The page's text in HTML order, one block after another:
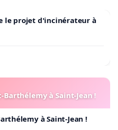
été modifiées ou
à certaines zones du
de Vie modernes :
le projet d'incinérateur à
à Saint-Jean !
à Saint-Jean !